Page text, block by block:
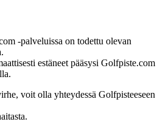
-palveluissa on todettu olevan
estäneet pääsysi Golfpiste.com
voit olla yhteydessä Golfpisteeseen